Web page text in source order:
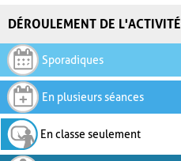
DÉROULEMENT DE L'ACTIVITÉ
Sporadiques
En plusieurs séances
En classe seulement